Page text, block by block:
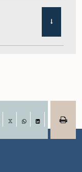
Facebook
LinkedIn